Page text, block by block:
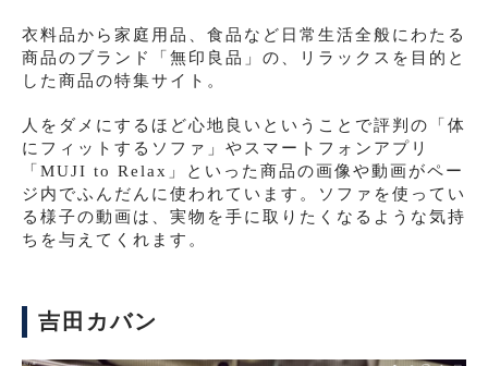
衣料品から家庭用品、食品など日常生活全般にわたる
商品のブランド「無印良品」の、リラックスを目的と
した商品の特集サイト。
人をダメにするほど心地良いということで評判の「体
にフィットするソファ」やスマートフォンアプリ
「MUJI to Relax」といった商品の画像や動画がペー
ジ内でふんだんに使われています。ソファを使ってい
る様子の動画は、実物を手に取りたくなるような気持
ちを与えてくれます。
吉田カバン